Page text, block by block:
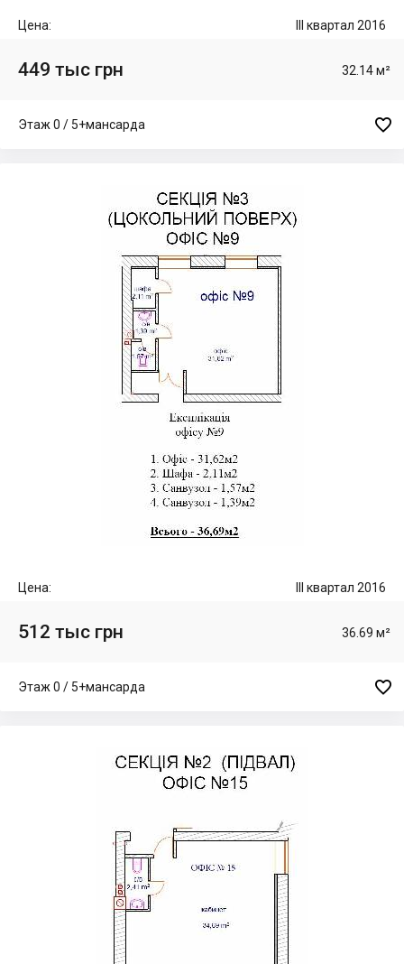
Цена: III квартал 2016
449 тыс грн 32.14 м²
Этаж 0 / 5+мансарда 
Цена: III квартал 2016
512 тыс грн 36.69 м²
Этаж 0 / 5+мансарда 